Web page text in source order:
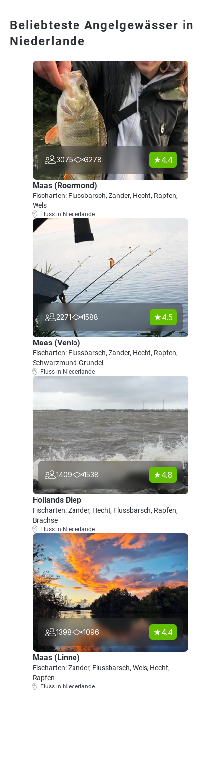
Beliebteste Angelgewässer in
Niederlande
3075 3278 4.4
Maas (Roermond)
Fischarten: Flussbarsch, Zander, Hecht, Rapfen,
Wels
Fluss in Niederlande
2271 1588 4.5
Maas (Venlo)
Fischarten: Flussbarsch, Zander, Hecht, Rapfen,
Schwarzmund-Grundel
Fluss in Niederlande
1409 1538 4.8
Hollands Diep
Fischarten: Zander, Hecht, Flussbarsch, Rapfen,
Brachse
Fluss in Niederlande
1398 1096 4.4
Maas (Linne)
Fischarten: Zander, Flussbarsch, Wels, Hecht,
Rapfen
Fluss in Niederlande